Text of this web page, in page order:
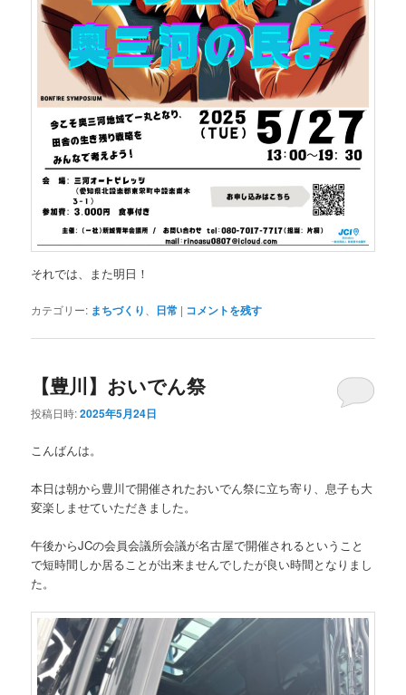
それでは、また明日！
カテゴリー: まちづくり、 日常 | コメントを残す
【豊川】おいでん祭
投稿日時:2025年5月24日
こんばんは。
本日は朝から豊川で開催されたおいでん祭に立ち寄り、息子も大
変楽しませていただきました。
午後からJCの会員会議所会議が名古屋で開催されるということ
で短時間しか居ることが出来ませんでしたが良い時間となりまし
た。